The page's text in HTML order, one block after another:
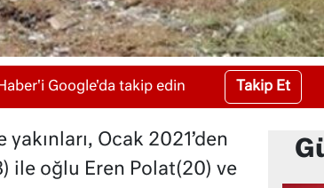
Google'da takip edin Takip Et
Ocak 2021’den
ile oğlu Eren Polat(20) ve